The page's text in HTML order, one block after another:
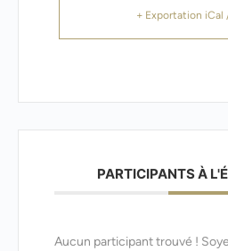
+ Exportation iCal
PARTICIPANTS À
Aucun participant trouvé !